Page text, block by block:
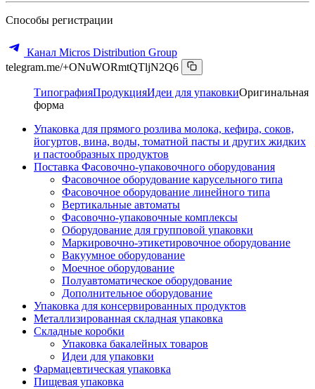
Способы регистрации
Канал Micros Distribution Group
telegram.me/+ONuWORmtQTljN2Q6
ТипографияПродукцияИдеи для упаковкиОригинальная
форма
Упаковка для прямого розлива молока, кефира, соков,
йогуртов, вина, воды, томатной пасты и других жидких
и пастообразных продуктов
Поставка Фасовочно-упаковочного оборудования
Фасовочное оборудование карусельного типа
Фасовочное оборудование линейного типа
Вертикальные автоматы
Фасовочно-упаковочные комплексы
Оборудование для групповой упаковки
Маркировочно-этикетировочное оборудование
Вакуумное оборудование
Моечное оборудование
Полуавтоматическое оборудование
Дополнительное оборудование
Упаковка для консервированных продуктов
Металлизированная складная упаковка
Складные коробки
Упаковка бакалейных товаров
Идеи для упаковки
Фармацевтическая упаковка
Пищевая упаковка